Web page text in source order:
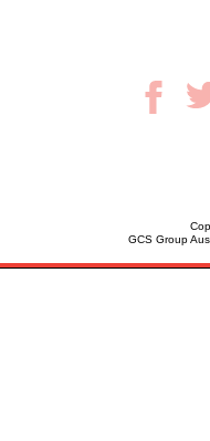
GCS Group